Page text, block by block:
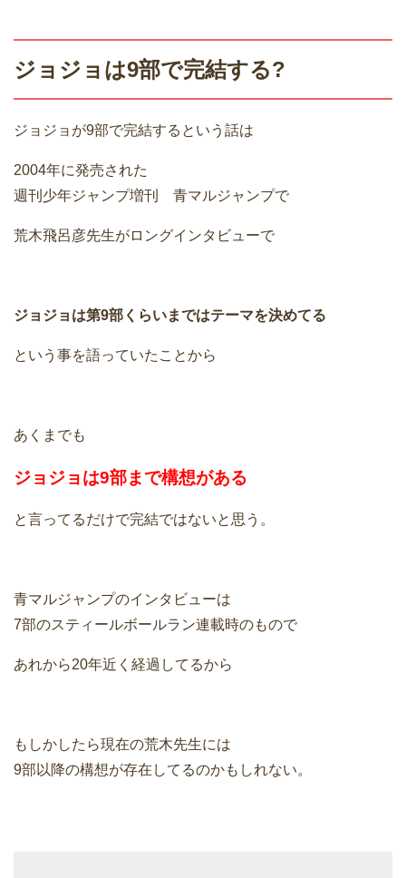
ジョジョは9部で完結する?
ジョジョが9部で完結するという話は
2004年に発売された
週刊少年ジャンプ増刊 青マルジャンプで
荒木飛呂彦先生がロングインタビューで
ジョジョは第9部くらいまではテーマを決めてる
という事を語っていたことから
あくまでも
ジョジョは9部まで構想がある
と言ってるだけで完結ではないと思う。
青マルジャンプのインタビューは
7部のスティールボールラン連載時のもので
あれから20年近く経過してるから
もしかしたら現在の荒木先生には
9部以降の構想が存在してるのかもしれない。